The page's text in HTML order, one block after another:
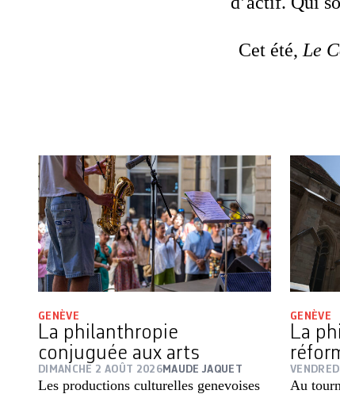
Cet été, Le
GENÈVE
La philanthropie
conjuguée aux arts
DIMANCHE 2 AOÛT 2026 MAUDE JAQUET
Les productions culturelles genevoises
GENÈVE
La
Au